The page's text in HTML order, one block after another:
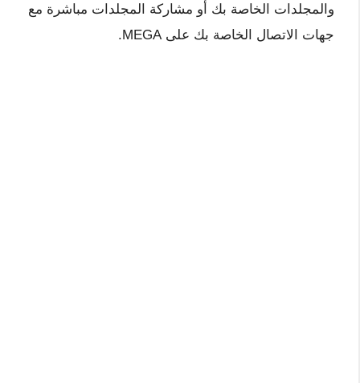
والمجلدات الخاصة بك أو مشاركة المجلدات مباشرة مع
جهات الاتصال الخاصة بك على MEGA.